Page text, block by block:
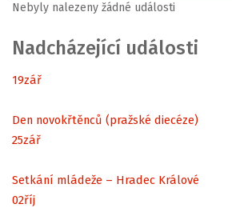
Nebyly nalezeny žádné události
Nadcházející události
19zář
Den novokřtěnců (pražské diecéze)
25zář
Setkání mládeže – Hradec Králové
02říj